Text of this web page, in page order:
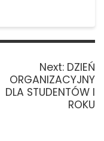
Next: Next
post:
DZIEŃ
ORGANIZACYJNY
DLA STUDENTÓW I
ROKU